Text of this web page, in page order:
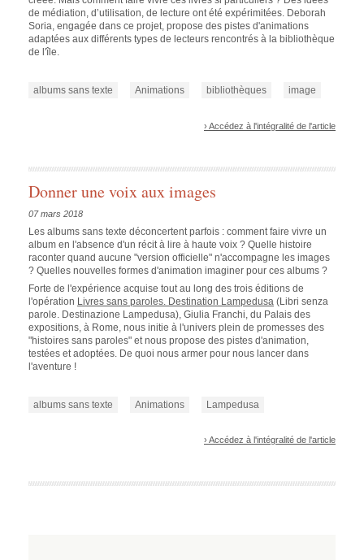
de médiation, d’utilisation, de lecture ont été expérimitées. Deborah
Soria, engagée dans ce projet, propose des pistes d'animations
adaptées aux différents types de lecteurs rencontrés à la bibliothèque
de l'île.
albums sans texte Animations bibliothèques image
› Accédez à l'intégralité de l'article
Donner une voix aux images
07 mars 2018
Les albums sans texte déconcertent parfois : comment faire vivre un
album en l'absence d'un récit à lire à haute voix ? Quelle histoire
raconter quand aucune "version officielle" n'accompagne les images
? Quelles nouvelles formes d'animation imaginer pour ces albums ?
Forte de l'expérience acquise tout au long des trois éditions de
l'opération Livres sans paroles. Destination Lampedusa (Libri senza
parole. Destinazione Lampedusa) , Giulia Franchi, du Palais des
expositions, à Rome, nous initie à l'univers plein de promesses des
"histoires sans paroles" et nous propose des pistes d'animation,
testées et adoptées. De quoi nous armer pour nous lancer dans
l'aventure !
albums sans texte Animations Lampedusa
› Accédez à l'intégralité de l'article